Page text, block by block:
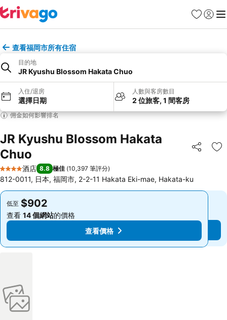
收藏夾
登入 選
查看福岡市所有住宿
目的地
JR Kyushu Blossom Hakata Chuo
入住/退房
選擇日期
人數與客房數目
2 位旅客, 1 間客房
佣金如何影響排名
JR Kyushu Blossom Hakata
Chuo
分享 放
4 星級
酒店 8.8 極佳 (10,397 筆評分)
812-0011, 日本, 福岡市, 2-2-11 Hakata Eki-mae, Hakata-ku
低至 $902
查看 14 個網站的價格
查看價格
低至 $902
查看 14 個網站的價格
查看價格